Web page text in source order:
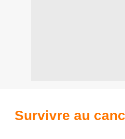
Survivre au